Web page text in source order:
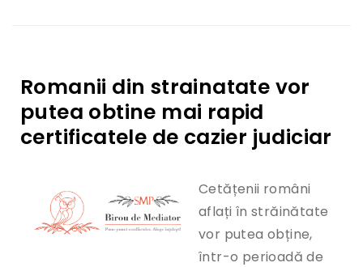
Romanii din strainatate vor
putea obtine mai rapid
certificatele de cazier judiciar
Cetățenii români
aflați în străinătate
vor putea obține,
într-o perioadă de